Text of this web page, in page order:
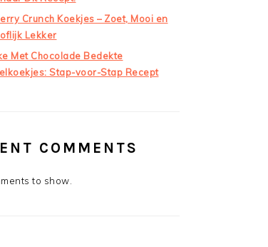
Crunch Koekjes – Zoet, Mooi en
Lekker
Met Chocolade Bedekte
Stap-voor-Stap Recept
COMMENTS
to show.